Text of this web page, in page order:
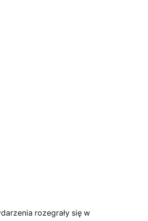
rozegrały się w